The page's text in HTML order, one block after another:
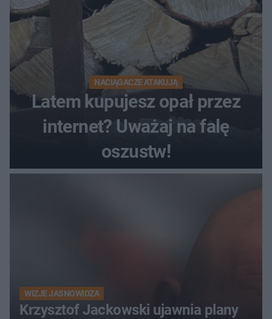
NACIĄGACZE ATAKUJĄ
Latem kupujesz opał przez
internet? Uważaj na falę
oszustw!
WIZJE JASNOWIDZA
Krzysztof Jackowski ujawnia plany